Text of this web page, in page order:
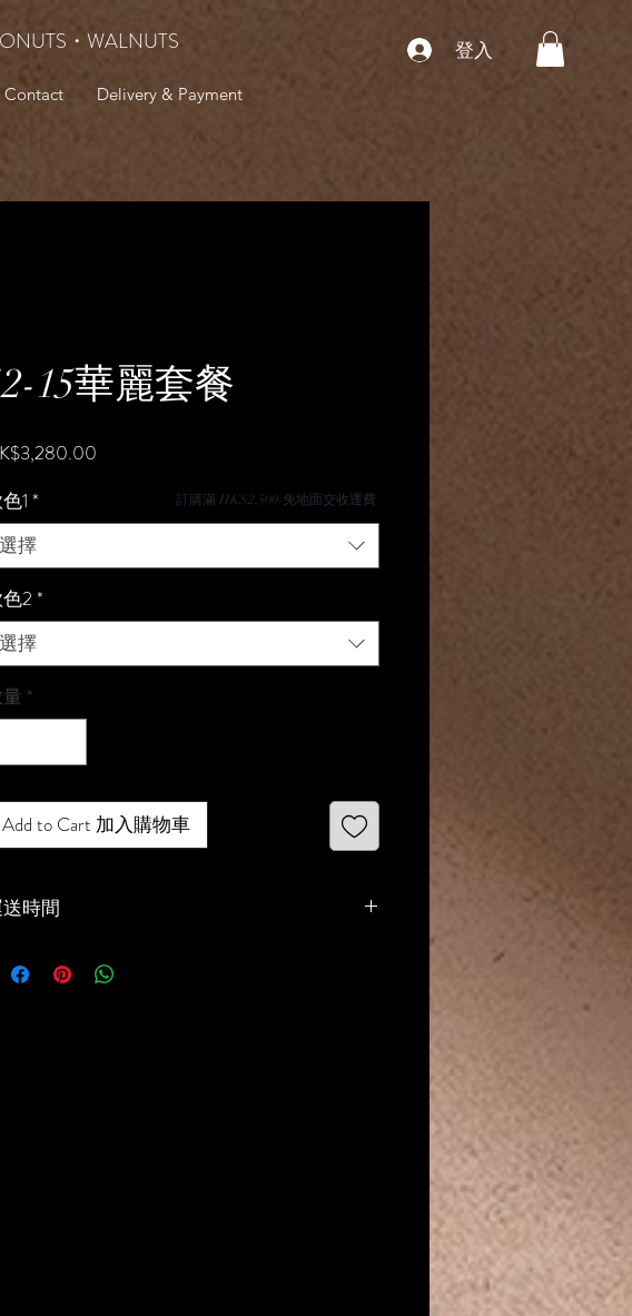
登入
・WALNUTS
Contact Delivery & Payment
15華麗套餐
1 *
選擇
2 *
選擇
*
Add to Cart 加入購物車
時間
貨事項:
​訂購滿 HK$2,500-免地面交收運費